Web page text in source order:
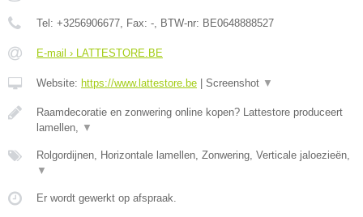
Tel: +3256906677 , Fax: - , BTW-nr: BE0648888527
E-mail › LATTESTORE.BE
Website: https://www.lattestore.be Screenshot ▼
Raamdecoratie en zonwering online kopen? Lattestore produceert
lamellen,
▼
Rolgordijnen, Horizontale lamellen, Zonwering, Verticale jaloezieën,
▼
Er wordt gewerkt op afspraak.